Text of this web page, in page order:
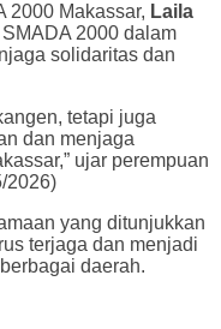
2000 Makassar, Laila
2000 dalam
solidaritas dan
tetapi juga
dan menjaga
ujar perempuan
2026)
yang ditunjukkan
terjaga dan menjadi
daerah.